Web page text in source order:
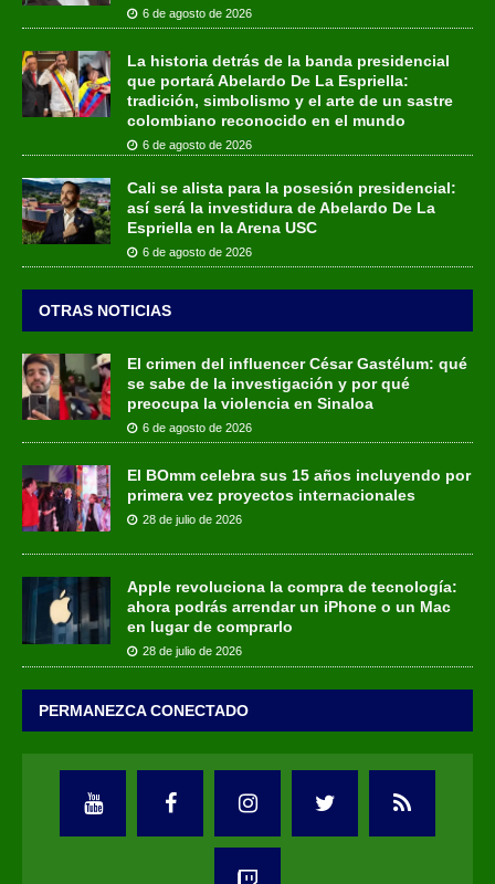
6 de agosto de 2026
La historia detrás de la banda presidencial
que portará Abelardo De La Espriella:
tradición, simbolismo y el arte de un sastre
colombiano reconocido en el mundo
6 de agosto de 2026
Cali se alista para la posesión presidencial:
así será la investidura de Abelardo De La
Espriella en la Arena USC
6 de agosto de 2026
OTRAS NOTICIAS
El crimen del influencer César Gastélum: qué
se sabe de la investigación y por qué
preocupa la violencia en Sinaloa
6 de agosto de 2026
El BOmm celebra sus 15 años incluyendo por
primera vez proyectos internacionales
28 de julio de 2026
Apple revoluciona la compra de tecnología:
ahora podrás arrendar un iPhone o un Mac
en lugar de comprarlo
28 de julio de 2026
PERMANEZCA CONECTADO